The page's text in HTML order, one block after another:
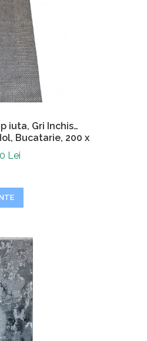
iuta, Gri Inchis
Bucatarie, 200 x
Lei